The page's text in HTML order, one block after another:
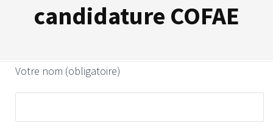
candidature COFAE
Votre nom (obligatoire)